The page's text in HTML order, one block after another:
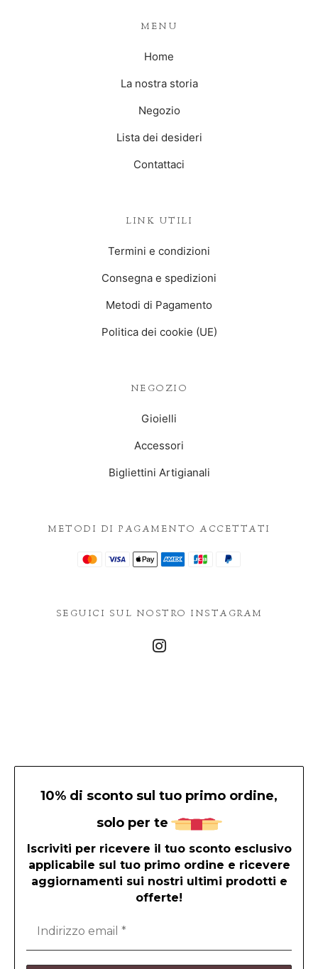
METODI DI PAGAMENTO ACCETTATI
SEGUICI SUL NOSTRO INSTAGRAM
LINK UTILI
Termini e condizioni
Consegna e spedizioni
Metodi di Pagamento
Politica dei cookie (UE)
NEGOZIO
Gioielli
Accessori
Bigliettini Artigianali
MENU
Home
La nostra storia
Negozio
Lista dei desideri
Contattaci
10% di sconto sul tuo primo ordine,
solo per te
Iscriviti per ricevere il tuo sconto esclusivo
applicabile sul tuo primo ordine e ricevere
aggiornamenti sui nostri ultimi prodotti e
offerte!